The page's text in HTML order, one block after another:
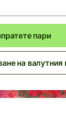
пари
на валутния